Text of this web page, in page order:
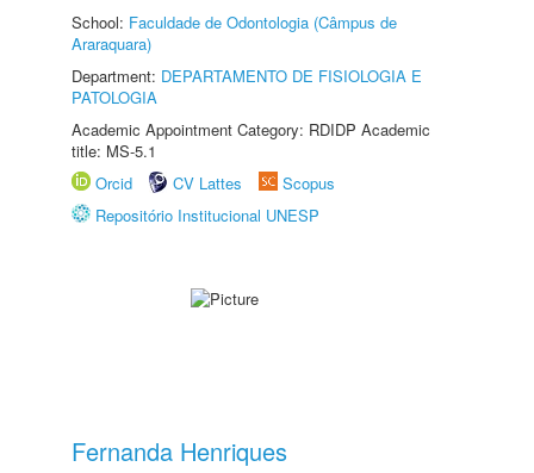
School: Faculdade de Odontologia (Câmpus de
Araraquara)
Department: DEPARTAMENTO DE FISIOLOGIA E
PATOLOGIA
Academic Appointment Category: RDIDP Academic
title: MS-5.1
Orcid
CV Lattes
Scopus
Repositório Institucional UNESP
Fernanda Henriques